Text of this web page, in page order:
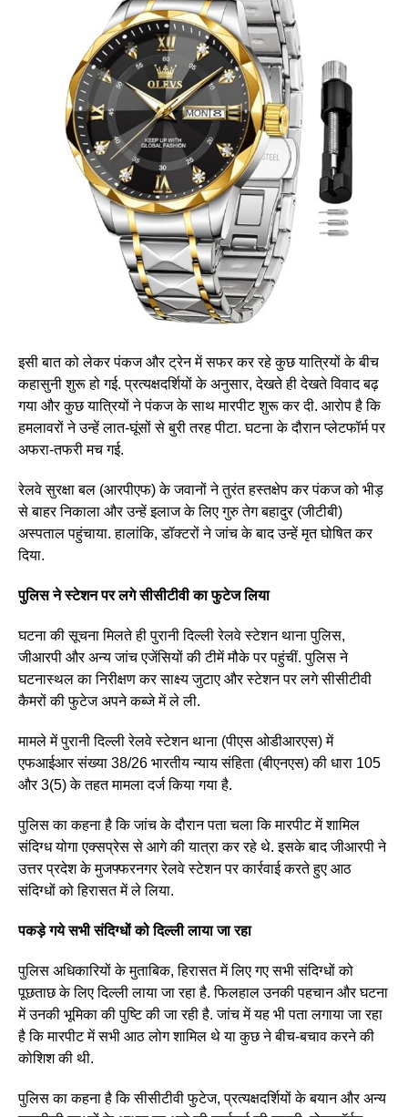
इसी बात को लेकर पंकज और ट्रेन में सफर कर रहे कुछ यात्रियों के बीच
कहासुनी शुरू हो गई. प्रत्यक्षदर्शियों के अनुसार, देखते ही देखते विवाद बढ़
गया और कुछ यात्रियों ने पंकज के साथ मारपीट शुरू कर दी. आरोप है कि
हमलावरों ने उन्हें लात-घूंसों से बुरी तरह पीटा. घटना के दौरान प्लेटफॉर्म पर
अफरा-तफरी मच गई.
रेलवे सुरक्षा बल (आरपीएफ) के जवानों ने तुरंत हस्तक्षेप कर पंकज को भीड़
से बाहर निकाला और उन्हें इलाज के लिए गुरु तेग बहादुर (जीटीबी)
अस्पताल पहुंचाया. हालांकि, डॉक्टरों ने जांच के बाद उन्हें मृत घोषित कर
दिया.
पुलिस ने स्टेशन पर लगे सीसीटीवी का फुटेज लिया
घटना की सूचना मिलते ही पुरानी दिल्ली रेलवे स्टेशन थाना पुलिस,
जीआरपी और अन्य जांच एजेंसियों की टीमें मौके पर पहुंचीं. पुलिस ने
घटनास्थल का निरीक्षण कर साक्ष्य जुटाए और स्टेशन पर लगे सीसीटीवी
कैमरों की फुटेज अपने कब्जे में ले ली.
मामले में पुरानी दिल्ली रेलवे स्टेशन थाना (पीएस ओडीआरएस) में
एफआईआर संख्या 38/26 भारतीय न्याय संहिता (बीएनएस) की धारा 105
और 3(5) के तहत मामला दर्ज किया गया है.
पुलिस का कहना है कि जांच के दौरान पता चला कि मारपीट में शामिल
संदिग्ध योगा एक्सप्रेस से आगे की यात्रा कर रहे थे. इसके बाद जीआरपी ने
उत्तर प्रदेश के मुजफ्फरनगर रेलवे स्टेशन पर कार्रवाई करते हुए आठ
संदिग्धों को हिरासत में ले लिया.
पकड़े गये सभी संदिग्धों को दिल्ली लाया जा रहा
पुलिस अधिकारियों के मुताबिक, हिरासत में लिए गए सभी संदिग्धों को
पूछताछ के लिए दिल्ली लाया जा रहा है. फिलहाल उनकी पहचान और घटना
में उनकी भूमिका की पुष्टि की जा रही है. जांच में यह भी पता लगाया जा रहा
है कि मारपीट में सभी आठ लोग शामिल थे या कुछ ने बीच-बचाव करने की
कोशिश की थी.
पुलिस का कहना है कि सीसीटीवी फुटेज, प्रत्यक्षदर्शियों के बयान और अन्य